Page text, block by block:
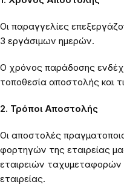
Οι παραγγελίες
3 εργάσιμων ημερών.
Ο χρόνος παράδοσης
τοποθεσία αποστολής και
2. Τρόποι Αποστολής
Οι αποστολές
φορτηγών της εταιρείας
εταιρειών ταχυμεταφορών
εταιρείας.